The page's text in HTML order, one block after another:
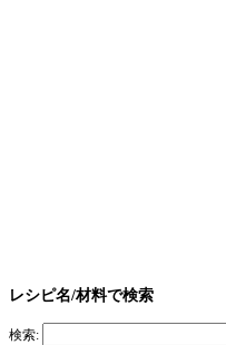
レシピ名/材料で検索
検索: